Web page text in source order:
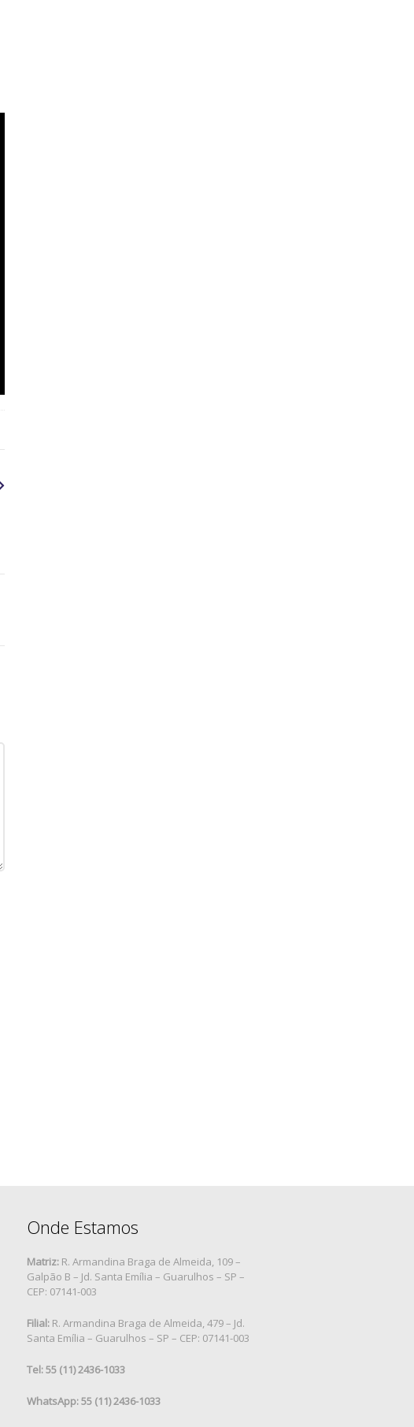
Onde Estamos
Matriz: R. Armandina Braga de Almeida, 109 –
Galpão B – Jd. Santa Emília – Guarulhos – SP –
CEP: 07141-003
Filial: R. Armandina Braga de Almeida, 479 – Jd.
Santa Emília – Guarulhos – SP – CEP: 07141-003
Tel: 55 (11) 2436-1033
WhatsApp: 55 (11) 2436-1033